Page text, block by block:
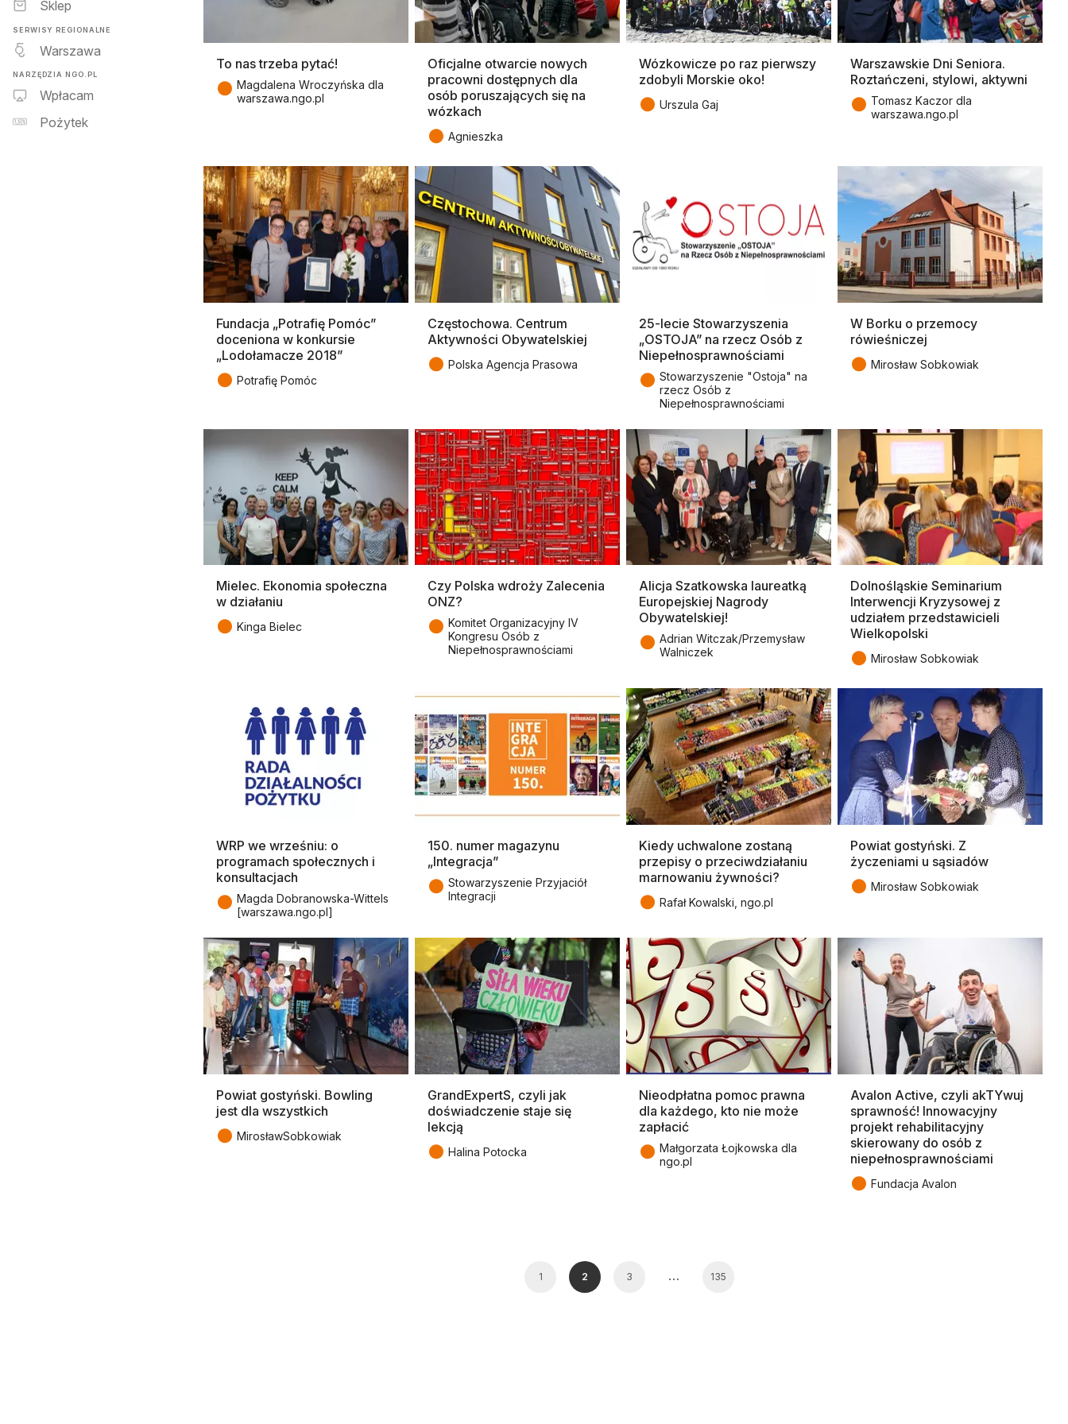
Sklep
SERWISY REGIONALNE
Warszawa
NARZĘDZIA NGO.PL
Wpłacam
Pożytek
To nas trzeba pytać!
● Magdalena Wroczyńska dla
warszawa.ngo.pl
Oficjalne otwarcie nowych
pracowni dostępnych dla
osób poruszających się na
wózkach
● Agnieszka
Wózkowicze po raz pierwszy
zdobyli Morskie oko!
● Urszula Gaj
Warszawskie Dni Seniora.
Roztańczeni, stylowi, aktywni
● Tomasz Kaczor dla
warszawa.ngo.pl
Fundacja „Potrafię Pomóc”
doceniona w konkursie
„Lodołamacze 2018”
● Potrafię Pomóc
Częstochowa. Centrum
Aktywności Obywatelskiej
● Polska Agencja Prasowa
25-lecie Stowarzyszenia
„OSTOJA” na rzecz Osób z
Niepełnosprawnościami
● Stowarzyszenie "Ostoja" na
rzecz Osób z
Niepełnosprawnościami
W Borku o przemocy
rówieśniczej
● Mirosław Sobkowiak
Mielec. Ekonomia społeczna
w działaniu
● Kinga Bielec
Czy Polska wdroży Zalecenia
ONZ?
● Komitet Organizacyjny IV
Kongresu Osób z
Niepełnosprawnościami
Alicja Szatkowska laureatką
Europejskiej Nagrody
Obywatelskiej!
● Adrian Witczak/Przemysław
Walniczek
Dolnośląskie Seminarium
Interwencji Kryzysowej z
udziałem przedstawicieli
Wielkopolski
● Mirosław Sobkowiak
WRP we wrześniu: o
programach społecznych i
konsultacjach
● Magda Dobranowska-Wittels
[warszawa.ngo.pl]
150. numer magazynu
„Integracja”
● Stowarzyszenie Przyjaciół
Integracji
Kiedy uchwalone zostaną
przepisy o przeciwdziałaniu
marnowaniu żywności?
● Rafał Kowalski, ngo.pl
Powiat gostyński. Z
życzeniami u sąsiadów
● Mirosław Sobkowiak
Powiat gostyński. Bowling
jest dla wszystkich
● MirosławSobkowiak
GrandExpertS, czyli jak
doświadczenie staje się
lekcją
● Halina Potocka
Nieodpłatna pomoc prawna
dla każdego, kto nie może
zapłacić
● Małgorzata Łojkowska dla
ngo.pl
Avalon Active, czyli akTYwuj
sprawność! Innowacyjny
projekt rehabilitacyjny
skierowany do osób z
niepełnosprawnościami
● Fundacja Avalon
1 2 3 … 135